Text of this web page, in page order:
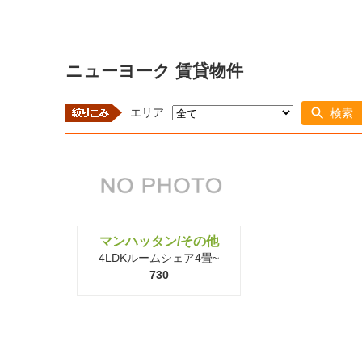
ニューヨーク 賃貸物件
エリア 検索
マンハッタン/その他
4LDKルームシェア4畳~
730